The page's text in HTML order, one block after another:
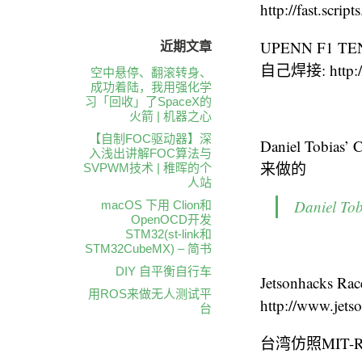
http://
UPENN F1
自己焊接:
Daniel
来做的
Daniel
Jetsonhacks
http://
台湾仿照MIT-
近期文章
空中悬停、翻滚转身、
成功着陆，我用强化学
习「回收」了SpaceX的
火箭 | 机器之心
【自制FOC驱动器】深
入浅出讲解FOC算法与
SVPWM技术 | 稚晖的个
人站
macOS 下用 Clion和
OpenOCD开发
STM32(st-link和
STM32CubeMX) – 简书
DIY 自平衡自行车
用ROS来做无人测试平
台